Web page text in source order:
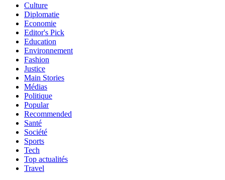
Culture
Diplomatie
Economie
Editor's Pick
Education
Environnement
Fashion
Justice
Main Stories
Médias
Politique
Popular
Recommended
Santé
Société
Sports
Tech
Top actualités
Travel